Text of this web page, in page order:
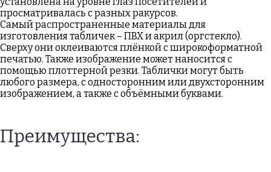
просматривалась с разных ракурсов.
Самый распространенные материалы для
изготовления табличек – ПВХ и акрил (оргстекло).
Сверху они оклеиваются плёнкой с широкоформатной
печатью. Также изображение может наносится с
помощью плоттерной резки. Таблички могут быть
любого размера, с односторонним или двухсторонним
изображением, а также с объёмными буквами.
Преимущества: